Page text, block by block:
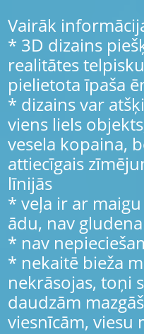
Vairāk
* 3D dizains
realitātes
pielietota īpaša
* dizains var
viens liels
vesela kopaina,
attiecīgais
līnijās
* veļa ir ar
ādu, nav
* nav
* nekaitē bieža
nekrāsojas, toņi
daudzām
viesnīcām, viesu